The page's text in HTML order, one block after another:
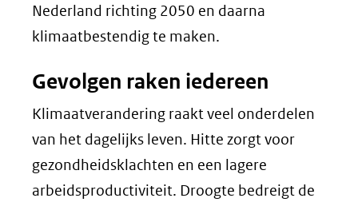
Nederland richting 2050 en daarna
klimaatbestendig te maken.
Gevolgen raken iedereen
Klimaatverandering raakt veel onderdelen
van het dagelijks leven. Hitte zorgt voor
gezondheidsklachten en een lagere
arbeidsproductiviteit. Droogte bedreigt de